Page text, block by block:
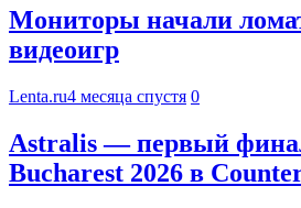
Мониторы начали
видеоигр
Lenta.ru4 месяца спустя 0
Astralis — первый
Bucharest 2026 в